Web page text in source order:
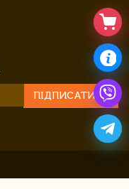
ПІДПИСАТИСЯ